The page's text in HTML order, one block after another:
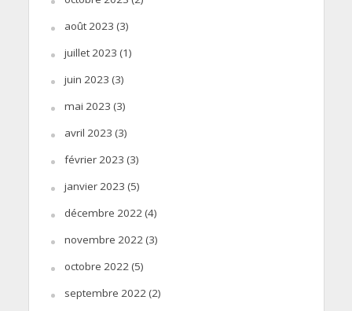
août 2023 (3)
juillet 2023 (1)
juin 2023 (3)
mai 2023 (3)
avril 2023 (3)
février 2023 (3)
janvier 2023 (5)
décembre 2022(4)
novembre 2022(3)
octobre 2022(5)
septembre 2022(2)